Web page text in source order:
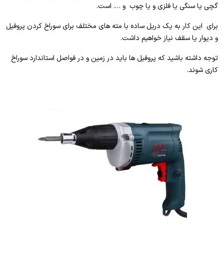
گچی یا سنگی یا فلزی و یا چوب و …. است.
برای این کار به یک دریل ساده با مته های مختلف برای سوراخ کردن پروفیل
و دیوار یا سقف نیاز خواهیم داشت.
توجه داشته باشید که پروفیل ها باید در زمین و در فواصل استاندارد سوراخ
کاری شوند.